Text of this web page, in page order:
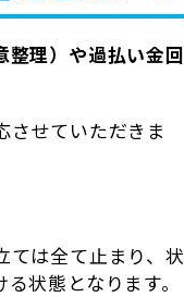
整理）や過払い金回
させていただきま
ては全て止まり、状
状態となります。